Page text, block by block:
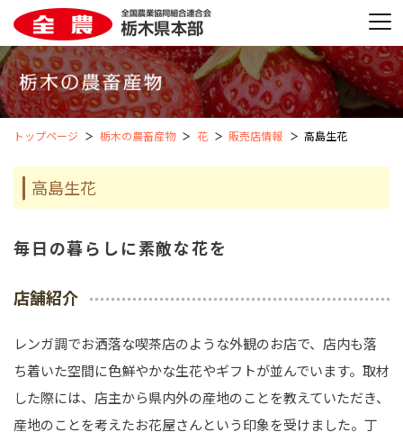
トップページ 栃木の農畜産物 花 販売店情報 高島生花
高島生花
毎日の暮らしに素敵な花を
店舗紹介
レンガ調でお洒落な喫茶店のような外観のお店で、店内も落
ち着いた空間に色鮮やかな生花やギフトが並んでいます。取材
した際には、店主から県内外の産地のことを教えていただき、
産地のことを考えたお花屋さんという印象を受けました。丁